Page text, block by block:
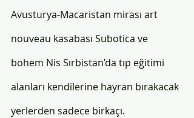
Avusturya-Macaristan mirası art
nouveau kasabası Subotica ve
bohem Nis Sırbistan’da tıp eğitimi
alanları kendilerine hayran bırakacak
yerlerden sadece birkaçı.